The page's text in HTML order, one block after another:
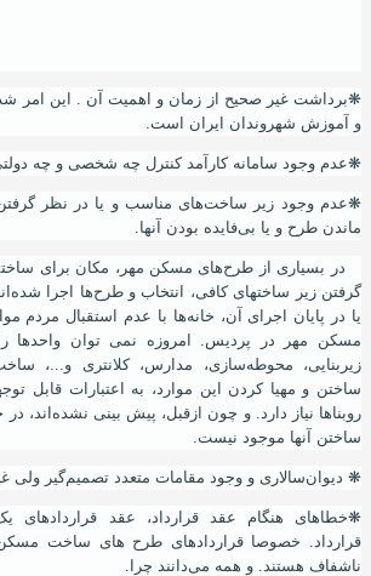
❋برداشت غیر صحیح از زمان و اهمیت آن . این امر
و آموزش شهروندان ایران است.
❋عدم وجود سامانه کارآمد کنترل چه شخصی و چه
❋عدم وجود زیر ساخت‌های مناسب و یا در نظر گرفتن
ماندن طرح و یا بی‌فایده بودن آنها.
در بسیاری از طرح‌های مسکن مهر ، مکان برای
گرفتن زیر ساختهای کافی، انتخاب و طرح‌ها اجرا
یا در پایان اجرای
ن، خانه‌ها با عدم استقبال مردم
مسکن مهر در پردیس. امروزه نمی توان واحدها
زیربنایی، محوطه‌سازی، مدارس، کلانتری و...،
ساختن و مهیا کردن این موارد ، به اعتبارات قابل
روبناها نیاز دارد. و چون ازقبل، پیش بینی نشده‌اند ، در
ساختن
نها موجود نیست.
❋ دیوان‌سالاری و وجود مقامات متعدد تصمیم‌گیر ولی
❋خطاهای هنگام عقد قرارداد، عقد
قرارداد. خصوصا قراردادهای طرح های ساخت مسکن
ناشفاف هستند. و همه می‌دانند چرا.